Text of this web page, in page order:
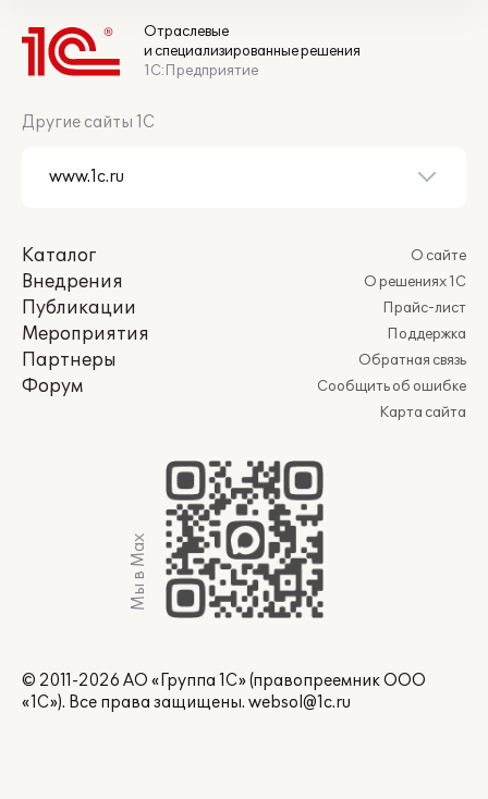
Отраслевые
и специализированные решения
1С:Предприятие
Другие сайты 1С
Каталог
Внедрения
Публикации
Мероприятия
Партнеры
Форум
О сайте
О решениях 1С
Прайс-лист
Поддержка
Обратная связь
Сообщить об ошибке
Карта сайта
Мы в Max
© 2011-2026 АО «Группа 1С» (правопреемник ООО
«1С»). Все права защищены. websol@1c.ru